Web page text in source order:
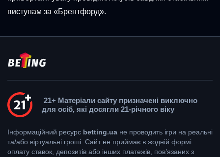
виступам за «Брентфорд».
21+ Матеріали сайту призначені виключно
для осіб, які досягли 21-річного віку
Інформаційний ресурс betting.ua не проводить ігри на реальні
та/або віртуальні гроші. Сайт не приймає в жодній формі
оплату ставок, депозитів або інших платежів, пов’язаних з